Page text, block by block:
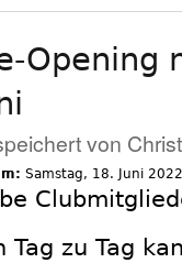
Opening
von
Samstag, 18. Juni 2022
Tag zu Tag